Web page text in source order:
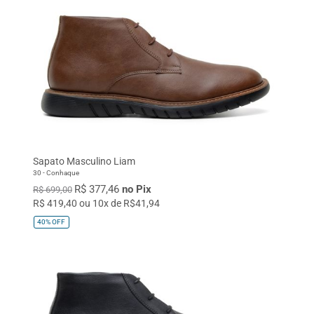
Sapato Masculino Liam
30 - Conhaque
R$ 699,00 R$ 377,46 no Pix
R$ 419,40 ou 10x de R$41,94
40%OFF